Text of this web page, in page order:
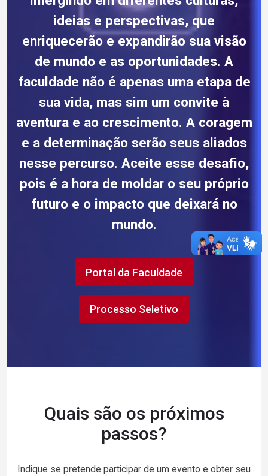
ideias e perspectivas, que
enriquecerão e expandirão sua visão
de mundo e as oportunidades. A
faculdade não é apenas uma etapa de
sua vida, mas sim um convite à
aventura e ao crescimento. A coragem
e a determinação serão seus aliados
nesse percurso. Aceite esse desafio,
pois é a hora de moldar o seu próprio
futuro e o impacto que deixará no
mundo.
Portal da Faculdade
Processo Seletivo
Quais são os próximos
passos?
Indique se pretende participar de um evento e obter seu